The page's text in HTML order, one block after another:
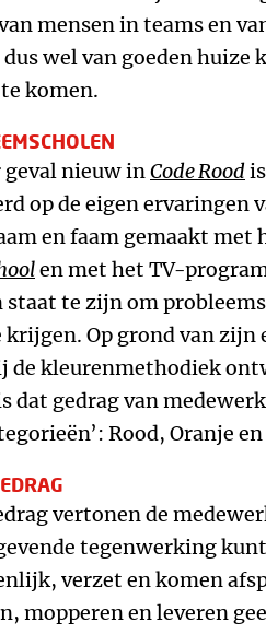
mensen in teams en
dus wel van goeden
komen.
geval nieuw inCode Rood
op de eigen ervaringen
en faam gemaakt met
en met het TV-
staat te zijn om
krijgen. Op grond van
de kleurenmethodiek
dat gedrag van
Rood, Oranje
vertonen de
tegenwerking
verzet en komen
mopperen en leveren